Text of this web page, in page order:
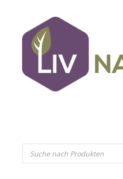
Products
search